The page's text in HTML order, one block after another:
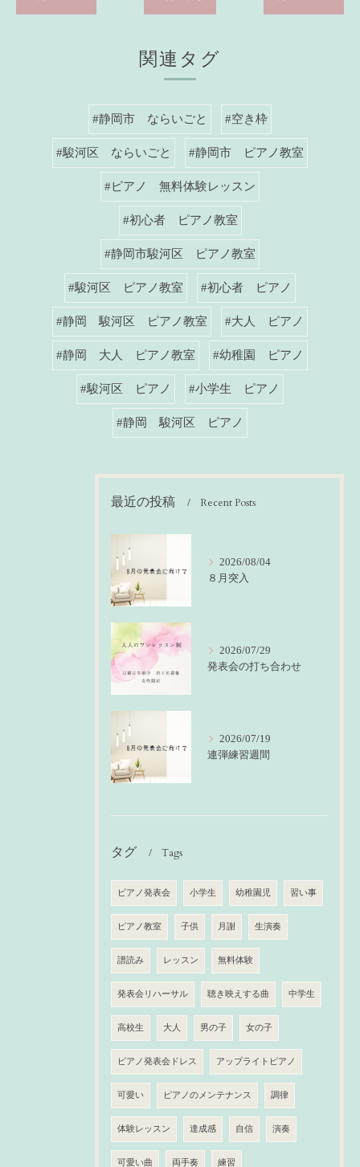
関連タグ
#静岡市 ならいごと #空き枠
#駿河区 ならいごと #静岡市 ピアノ教室
#ピアノ 無料体験レッスン
#初心者 ピアノ教室
#静岡市駿河区 ピアノ教室
#駿河区 ピアノ教室 #初心者 ピアノ
#静岡 駿河区 ピアノ教室 #大人 ピアノ
#静岡 大人 ピアノ教室 #幼稚園 ピアノ
#駿河区 ピアノ #小学生 ピアノ
#静岡 駿河区 ピアノ
最近の投稿 Recent Posts
2026/08/04
８月突入
2026/07/29
発表会の打ち合わせ
2026/07/19
連弾練習週間
タグ Tags
ピアノ発表会 小学生 幼稚園児 習い事
ピアノ教室 子供 月謝 生演奏
譜読み レッスン 無料体験
発表会リハーサル 聴き映えする曲 中学生
高校生 大人 男の子 女の子
ピアノ発表会ドレス アップライトピアノ
可愛い ピアノのメンテナンス 調律
体験レッスン 達成感 自信 演奏
可愛い曲 両手奏 練習